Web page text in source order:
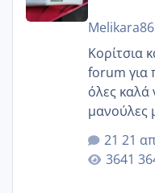
Melikara86
Κορίτσια
forum για
όλες καλά
μανούλες
αυτές
γερα
🙏🏼🙏🏼 Ας πάμε λοιπόν στο θέμα μου.
21